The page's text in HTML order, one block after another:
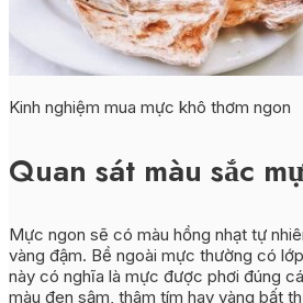
Kinh nghiệm mua mực khô thơm ngon
Quan sát màu sắc
Mực ngon sẽ có màu hồng nhạt tự
vàng đậm. Bề ngoài mực thường có
này có nghĩa là mực được phơi đúng
màu đen sậm, thâm tím hay vàng bất